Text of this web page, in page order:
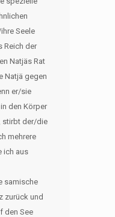
Seele
Reich der
Natjäs Rat
Natjä gegen
er/sie
den Körper
stirbt der/die
mehrere
ich aus
samische
zurück und
den See